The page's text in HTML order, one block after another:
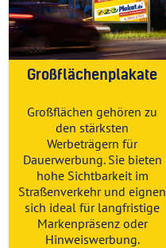
Großflächenplakate
Großflächen gehören zu
den stärksten
Werbeträgern für
Dauerwerbung. Sie bieten
hohe Sichtbarkeit im
Straßenverkehr und eignen
sich ideal für langfristige
Markenpräsenz oder
Hinweiswerbung.